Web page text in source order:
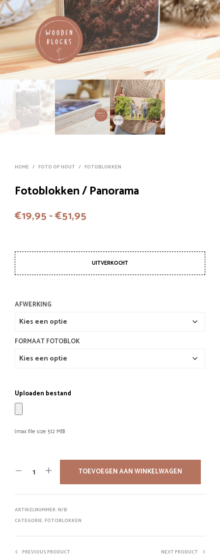
HOME / FOTO OP HOUT / FOTOBLOKKEN
Fotoblokken / Panorama
€19,95-€51,95
tot
€51,95
UITVERKOCHT
AFWERKING
FORMAAT FOTOBLOK
Uploaden bestand
(max file size 512 MB)
TOEVOEGEN AAN WINKELWAGEN
ARTIKELNUMMER:N/B
CATEGORIE:FOTOBLOKKEN
PREVIOUS PRODUCT NEXT PRODUCT